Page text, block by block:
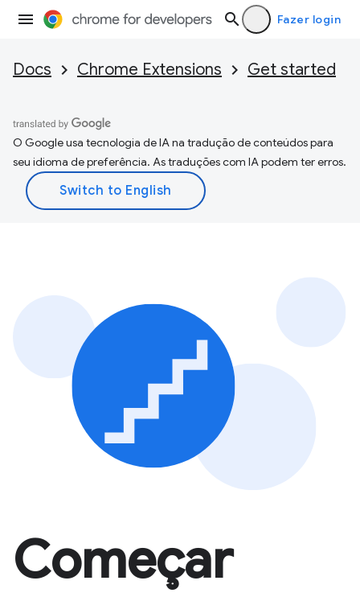
Fazer login
Docs Chrome Extensions Get started
O Google usa tecnologia de IA na tradução de conteúdos para
seu idioma de preferência. As traduções com IA podem ter erros.
Começar